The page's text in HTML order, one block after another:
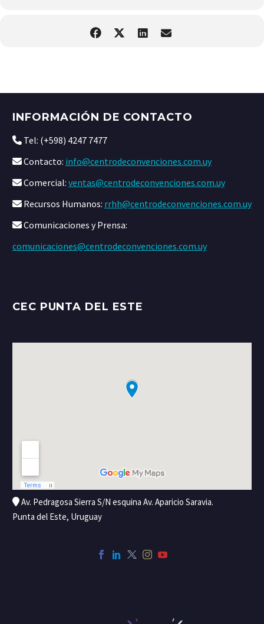
INFORMACIÓN DE CONTACTO
Tel: (+598) 4247 7477
Contacto: info@centrodeconvenciones.com.uy
Comercial: ventas@centrodeconvenciones.com.uy
Recursos Humanos: rrhh@centrodeconvenciones.com.uy
Comunicaciones y Prensa:
comunicaciones@centrodeconvenciones.com.uy
CEC PUNTA DEL ESTE
Av. Pedragosa Sierra S/N esquina Av. Aparicio Saravia.
Punta del Este, Uruguay